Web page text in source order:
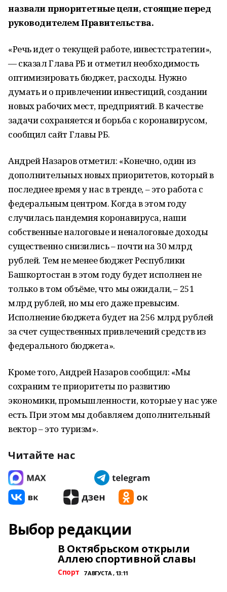
назвали приоритетные цели, стоящие перед
руководителем Правительства.
«Речь идет о текущей работе, инвестстратегии»,
— сказал Глава РБ и отметил необходимость
оптимизировать бюджет, расходы. Нужно
думать и о привлечении инвестиций, создании
новых рабочих мест, предприятий. В качестве
задачи сохраняется иборьба с коронавирусом,
сообщил сайт Главы РБ.
Андрей Назаров отметил: «Конечно, один из
дополнительных новых приоритетов, который в
последнее время у нас в тренде, – это работа с
федеральным центром. Когда в этом году
случилась пандемия коронавируса, наши
собственные налоговые и неналоговые доходы
существенно снизились – почти на 30 млрд
рублей. Тем не менее бюджет Республики
Башкортостан в этом году будет исполнен не
только в том объёме, что мы ожидали, – 251
млрд рублей, но мы его даже превысим.
Исполнение бюджета будет на 256 млрд рублей
за счет существенных привлечений средств из
федерального бюджета».
Кроме того, Андрей Назаров сообщил: «Мы
сохраним те приоритеты по развитию
экономики, промышленности, которые у нас уже
есть. При этом мы добавляем дополнительный
вектор – это туризм».
Читайте нас
Выбор редакции
В Октябрьском открыли
Аллею спортивной славы
Спорт 7 АВГУСТА , 13:11